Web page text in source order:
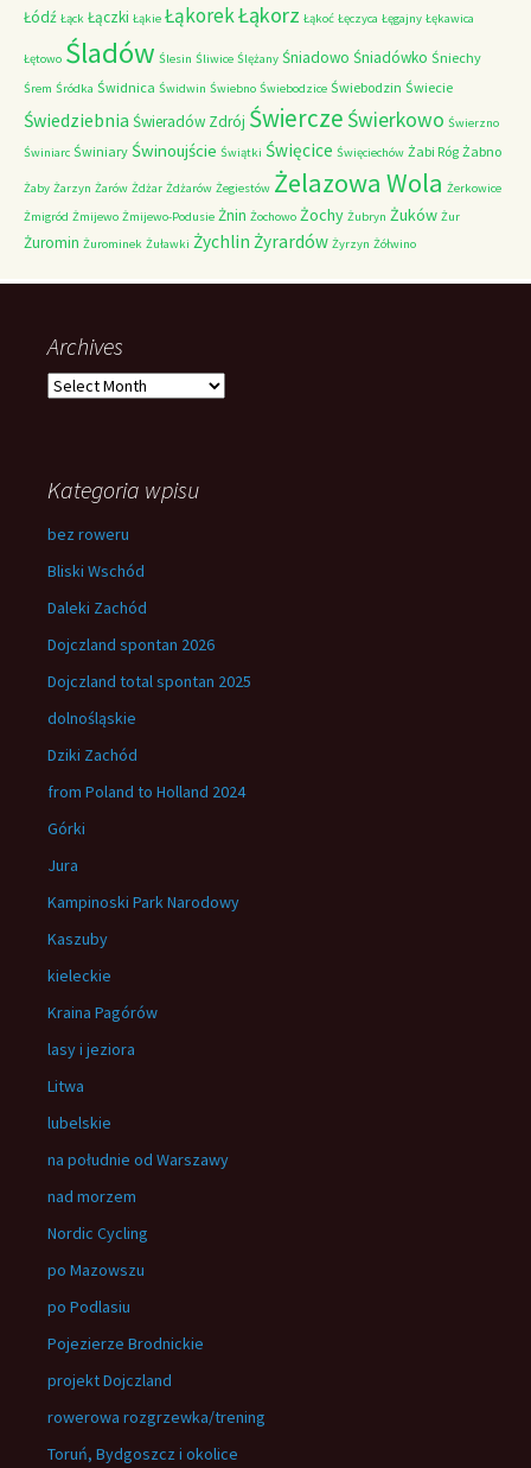
Łódź Łąck Łączki Łąkie ŁąkorekŁąkorz Łąkoć Łęczyca Łęgajny Łękawica
Łętowo Śladów Ślesin Śliwice Ślężany Śniadowo Śniadówko Śniechy
Śrem Śródka Świdnica Świdwin Świebno Świebodzice Świebodzin Świecie
Świedziebnia Świeradów Zdrój Świercze Świerkowo Świerzno
Świniarc Świniary Świnoujście Świątki Święcice Święciechów Żabi Róg Żabno
Żaby Żarzyn Żarów Żdżar Żdżarów Żegiestów Żelazowa Wola Żerkowice
Żmigród Żmijewo Żmijewo-Podusie Żnin Żochowo Żochy Żubryn Żuków Żur
Żuromin Żurominek Żuławki Żychlin Żyrardów Żyrzyn Żółwino
Archives
Archives
Kategoria wpisu
bez roweru
Bliski Wschód
Daleki Zachód
Dojczland spontan 2026
Dojczland total spontan 2025
dolnośląskie
Dziki Zachód
from Poland to Holland 2024
Górki
Jura
Kampinoski Park Narodowy
Kaszuby
kieleckie
Kraina Pagórów
lasy i jeziora
Litwa
lubelskie
na południe od Warszawy
nad morzem
Nordic Cycling
po Mazowszu
po Podlasiu
Pojezierze Brodnickie
projekt Dojczland
rowerowa rozgrzewka/trening
Toruń, Bydgoszcz i okolice